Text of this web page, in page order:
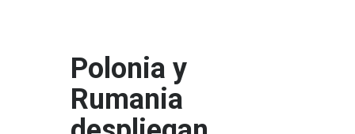
Polonia y
Rumania